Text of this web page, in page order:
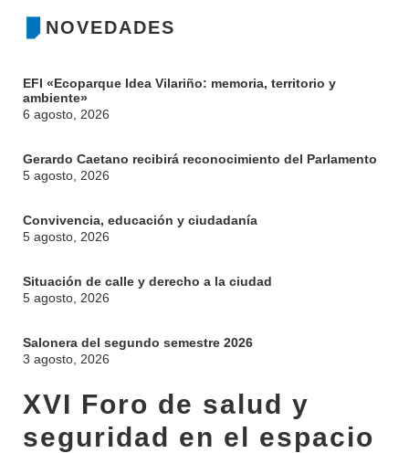
NOVEDADES
EFI «Ecoparque Idea Vilariño: memoria, territorio y
ambiente»
6 agosto, 2026
Gerardo Caetano recibirá reconocimiento del Parlamento
5 agosto, 2026
Convivencia, educación y ciudadanía
5 agosto, 2026
Situación de calle y derecho a la ciudad
5 agosto, 2026
Salonera del segundo semestre 2026
3 agosto, 2026
XVI Foro de salud y
seguridad en el espacio